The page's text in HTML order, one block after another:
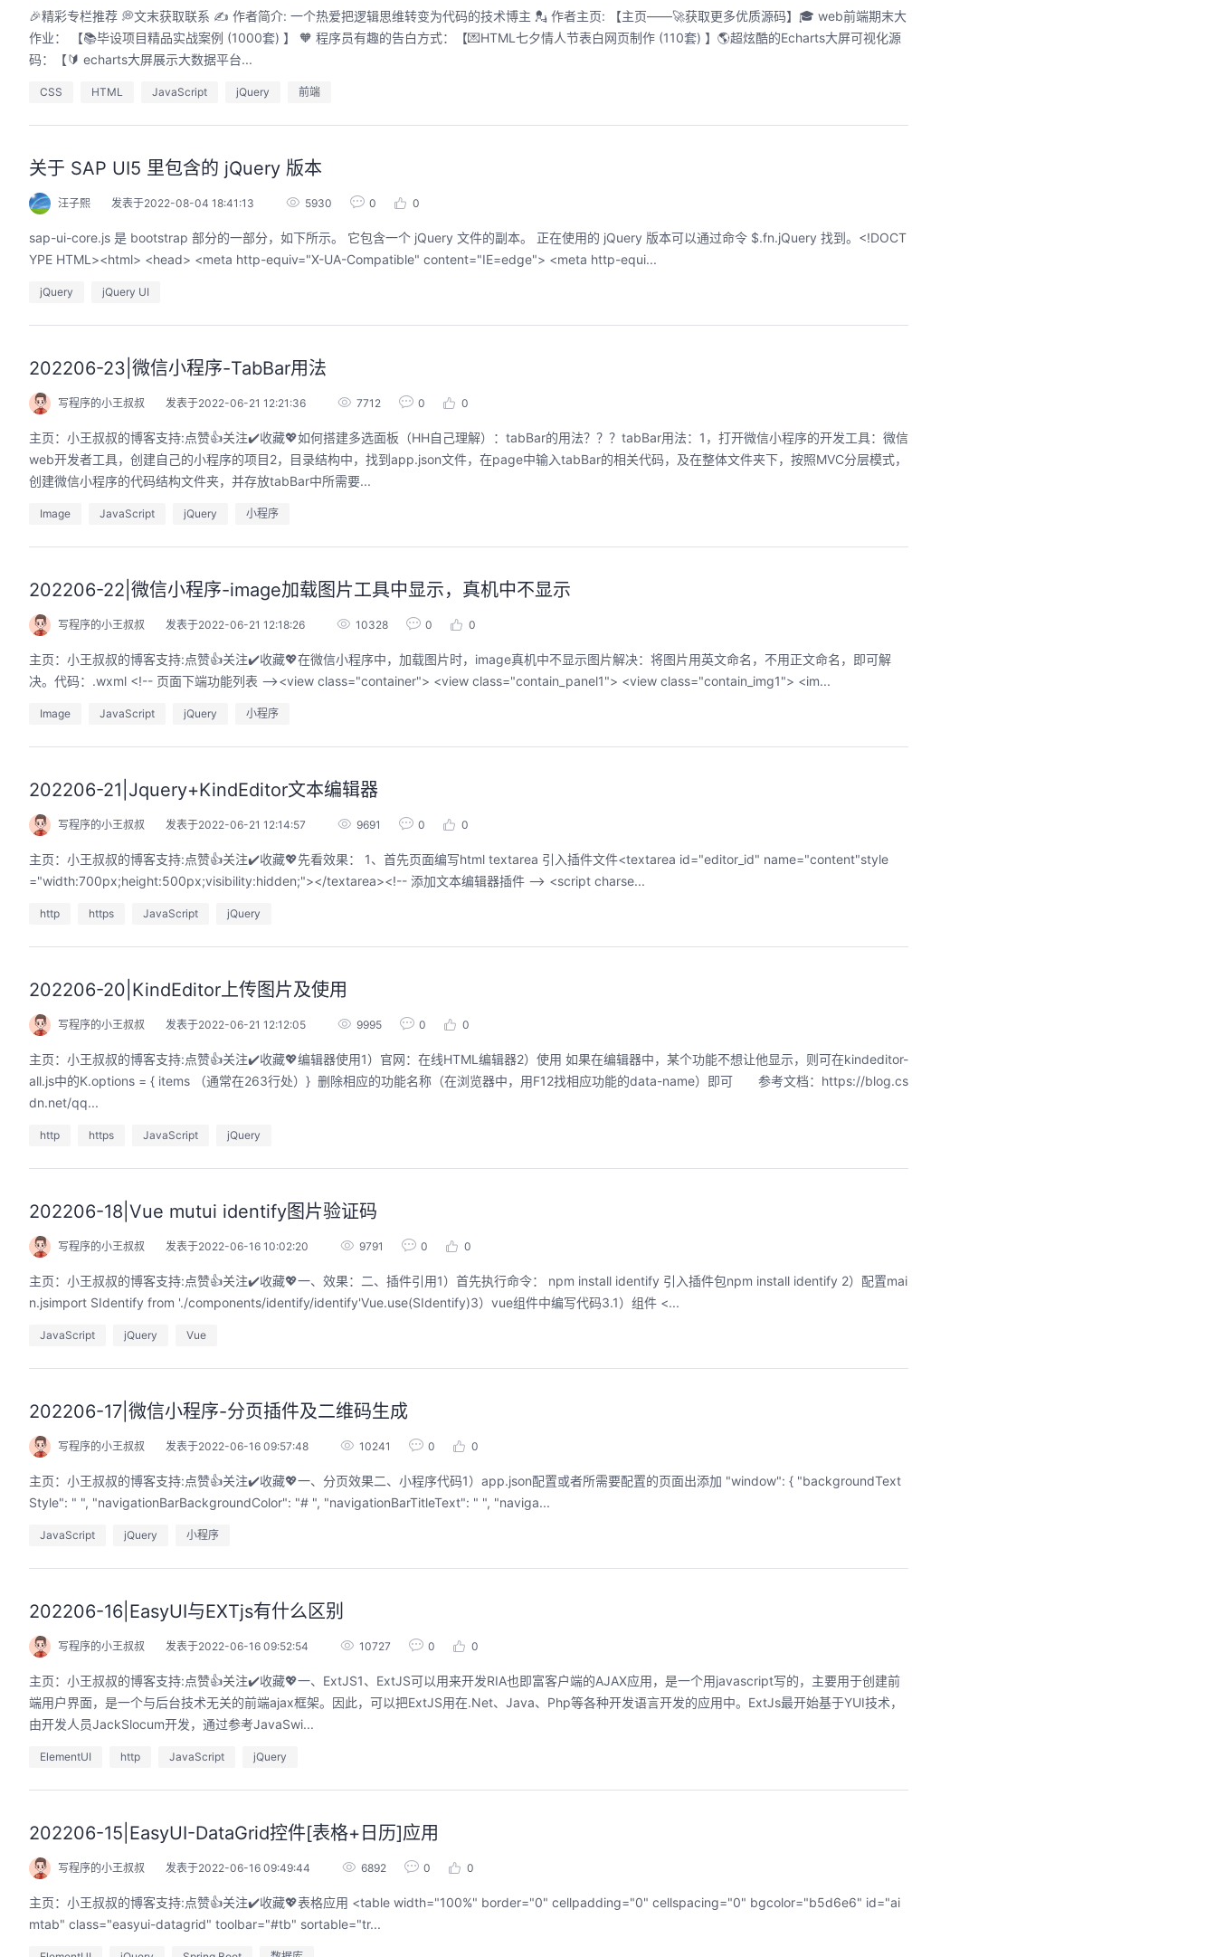
🎉精彩专栏推荐 💭文末获取联系 ✍️ 作者简介: 一个热爱把逻辑思维转变为代码的技术博主 💂 作者主页: 【主页——🚀获取更多优质源码】🎓 web前端期末大
作业： 【📚毕设项目精品实战案例 (1000套) 】 🧡 程序员有趣的告白方式：【💌HTML七夕情人节表白网页制作 (110套) 】🌎超炫酷的Echarts大屏可视化源
码：【🔰 echarts大屏展示大数据平台...
CSS HTML JavaScript jQuery 前端
关于 SAP UI5 里包含的 jQuery 版本
汪子熙 发表于2022-08-04 18:41:13 5930 0 0
sap-ui-core.js 是 bootstrap 部分的一部分，如下所示。 它包含一个 jQuery 文件的副本。 正在使用的 jQuery 版本可以通过命令 $.fn.jQuery 找到。<!DOCT
YPE HTML><html> <head> <meta http-equiv="X-UA-Compatible" content="IE=edge"> <meta http-equi...
jQuery jQuery UI
202206-23|微信小程序-TabBar用法
写程序的小王叔叔 发表于2022-06-21 12:21:36 7712 0 0
主页：小王叔叔的博客支持:点赞👍关注✔️收藏💖​​​​​​​​如何搭建多选面板（HH自己理解）：tabBar的用法？？？tabBar用法：1，打开微信小程序的开发工具：微信
web开发者工具，创建自己的小程序的项目2，目录结构中，找到app.json文件，在page中输入tabBar的相关代码，及在整体文件夹下，按照MVC分层模式，
创建微信小程序的代码结构文件夹，并存放tabBar中所需要...
Image JavaScript jQuery 小程序
202206-22|微信小程序-image加载图片工具中显示，真机中不显示
写程序的小王叔叔 发表于2022-06-21 12:18:26 10328 0 0
主页：小王叔叔的博客支持:点赞👍关注✔️收藏💖在微信小程序中，加载图片时，image真机中不显示图片解决：将图片用英文命名，不用正文命名，即可解
决。代码：.wxml <!-- 页面下端功能列表 --><view class="container"> <view class="contain_panel1"> <view class="contain_img1"> <im...
Image JavaScript jQuery 小程序
202206-21|Jquery+KindEditor文本编辑器
写程序的小王叔叔 发表于2022-06-21 12:14:57 9691 0 0
主页：小王叔叔的博客支持:点赞👍关注✔️收藏💖先看效果： 1、首先页面编写html textarea 引入插件文件<textarea id="editor_id" name="content"style
="width:700px;height:500px;visibility:hidden;"></textarea><!-- 添加文本编辑器插件 --> <script charse...
http https JavaScript jQuery
202206-20|KindEditor上传图片及使用
写程序的小王叔叔 发表于2022-06-21 12:12:05 9995 0 0
主页：小王叔叔的博客支持:点赞👍关注✔️收藏💖编辑器使用1）官网：在线HTML编辑器2）使用 如果在编辑器中，某个功能不想让他显示，则可在kindeditor-
all.js中的K.options = { items （通常在263行处）} 删除相应的功能名称（在浏览器中，用F12找相应功能的data-name）即可 参考文档：https://blog.cs
dn.net/qq...
http https JavaScript jQuery
202206-18|Vue mutui identify图片验证码
写程序的小王叔叔 发表于2022-06-16 10:02:20 9791 0 0
主页：小王叔叔的博客支持:点赞👍关注✔️收藏💖一、效果：二、插件引用1）首先执行命令： npm install identify 引入插件包npm install identify 2）配置mai
n.jsimport SIdentify from './components/identify/identify'Vue.use(SIdentify)3）vue组件中编写代码3.1）组件 <...
JavaScript jQuery Vue
202206-17|微信小程序-分页插件及二维码生成
写程序的小王叔叔 发表于2022-06-16 09:57:48 10241 0 0
主页：小王叔叔的博客支持:点赞👍关注✔️收藏💖​​​​一、分页效果二、小程序代码1）app.json配置或者所需要配置的页面出添加 "window": { "backgroundText
Style": " ", "navigationBarBackgroundColor": "# ", "navigationBarTitleText": " ", "naviga...
JavaScript jQuery 小程序
202206-16|EasyUI与EXTjs有什么区别
写程序的小王叔叔 发表于2022-06-16 09:52:54 10727 0 0
主页：小王叔叔的博客支持:点赞👍关注✔️收藏💖一、ExtJS1、ExtJS可以用来开发RIA也即富客户端的AJAX应用，是一个用javascript写的，主要用于创建前
端用户界面，是一个与后台技术无关的前端ajax框架。因此，可以把ExtJS用在.Net、Java、Php等各种开发语言开发的应用中。ExtJs最开始基于YUI技术，
由开发人员JackSlocum开发，通过参考JavaSwi...
ElementUI http JavaScript jQuery
202206-15|EasyUI-DataGrid控件[表格+日历]应用
写程序的小王叔叔 发表于2022-06-16 09:49:44 6892 0 0
主页：小王叔叔的博客支持:点赞👍关注✔️收藏💖表格应用​ ​<table width="100%" border="0" cellpadding="0" cellspacing="0" bgcolor="b5d6e6" id="ai
mtab" class="easyui-datagrid" toolbar="#tb" sortable="tr...